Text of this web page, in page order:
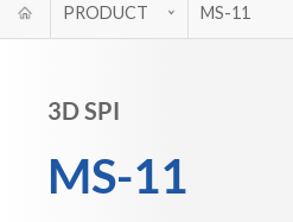
PRODUCT MS-11
3D SPI
MS-11